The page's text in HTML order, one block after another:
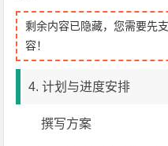
剩余内容已隐藏，您需要先
容！
4. 计划与进度安排
撰写方案